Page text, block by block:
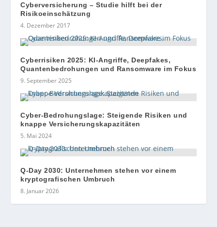
Cyberversicherung – Studie hilft bei der
Risikoeinschätzung
4. Dezember 2017
Cyberrisiken 2025: KI-Angriffe, Deepfakes,
Quantenbedrohungen und Ransomware im Fokus
9. September 2025
Cyber-Bedrohungslage: Steigende Risiken und
knappe Versicherungskapazitäten
5. Mai 2024
Q-Day 2030: Unternehmen stehen vor einem
kryptografischen Umbruch
8. Januar 2026